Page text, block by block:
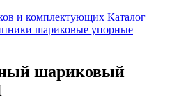
и комплектующих Каталог
шариковые упорные
шариковый